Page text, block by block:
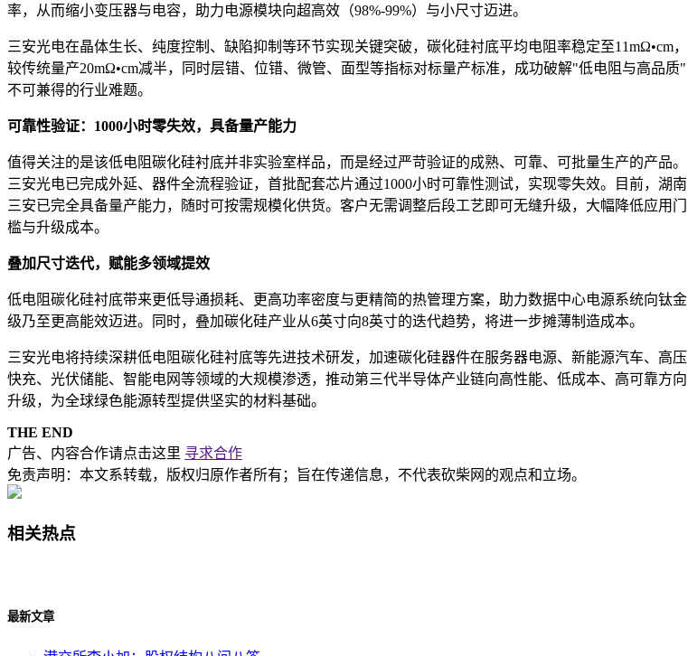
率，从而缩小变压器与电容，助力电源模块向超高效（98%-99%）与小尺寸迈进。
三安光电在晶体生长、纯度控制、缺陷抑制等环节实现关键突破，碳化硅衬底平均电阻率稳定至11mΩ•cm，
较传统量产20mΩ•cm减半，同时层错、位错、微管、面型等指标对标量产标准，成功破解"低电阻与高品质"
不可兼得的行业难题。
可靠性验证：1000小时零失效，具备量产能力
值得关注的是该低电阻碳化硅衬底并非实验室样品，而是经过严苛验证的成熟、可靠、可批量生产的产品。
三安光电已完成外延、器件全流程验证，首批配套芯片通过1000小时可靠性测试，实现零失效。目前，湖南
三安已完全具备量产能力，随时可按需规模化供货。客户无需调整后段工艺即可无缝升级，大幅降低应用门
槛与升级成本。
叠加尺寸迭代，赋能多领域提效
低电阻碳化硅衬底带来更低导通损耗、更高功率密度与更精简的热管理方案，助力数据中心电源系统向钛金
级乃至更高能效迈进。同时，叠加碳化硅产业从6英寸向8英寸的迭代趋势，将进一步摊薄制造成本。
三安光电将持续深耕低电阻碳化硅衬底等先进技术研发，加速碳化硅器件在服务器电源、新能源汽车、高压
快充、光伏储能、智能电网等领域的大规模渗透，推动第三代半导体产业链向高性能、低成本、高可靠方向
升级，为全球绿色能源转型提供坚实的材料基础。
THE END
广告、内容合作请点击这里 寻求合作
免责声明：本文系转载，版权归原作者所有；旨在传递信息，不代表砍柴网的观点和立场。
相关热点
最新文章